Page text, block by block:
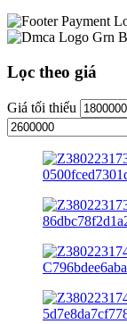
Lọc theo giá
Giá tối thiểu